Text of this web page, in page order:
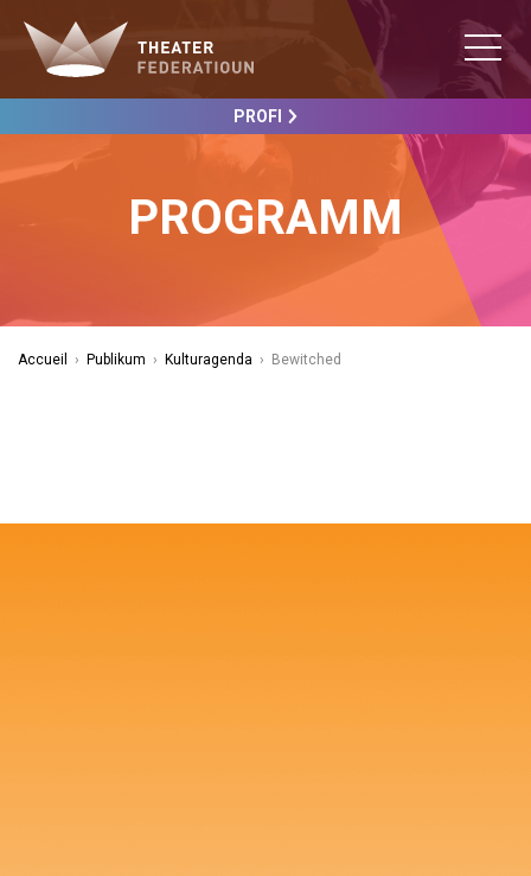
PROFI
PROGRAMM
Accueil › Publikum › Kulturagenda › Bewitched